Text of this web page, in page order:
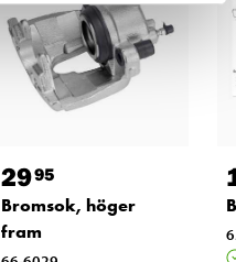
2995
Bromsok, höger
fram